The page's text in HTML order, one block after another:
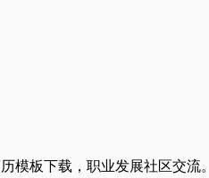
模板下载，职业发展社区交流。